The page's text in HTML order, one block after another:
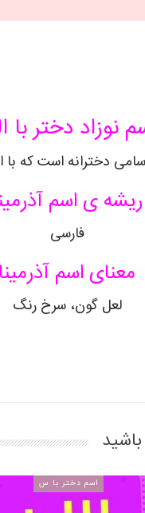
نوزاد دختر با
دخترانه است که
ریشه ی اسم
فارسی
معنای اسم آذرمینا
لعل گون، سرخ رنگ
اسم دختر با س